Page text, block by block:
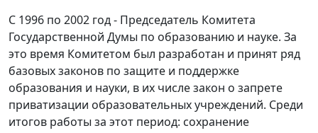
С 1996 по 2002 год - Председатель Комитета
Государственной Думы по образованию и науке. За
это время Комитетом был разработан и принят ряд
базовых законов по защите и поддержке
образования и науки, в их числе закон о запрете
приватизации образовательных учреждений. Среди
итогов работы за этот период: сохранение